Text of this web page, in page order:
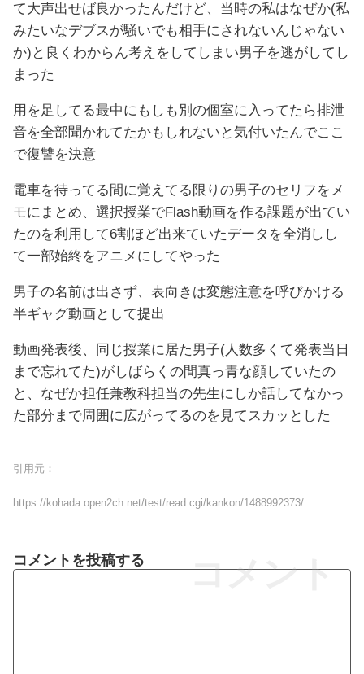
て大声出せば良かったんだけど、当時の私はなぜか(私
みたいなデブスが騒いでも相手にされないんじゃない
か)と良くわからん考えをしてしまい男子を逃がしてし
まった
用を足してる最中にもしも別の個室に入ってたら排泄
音を全部聞かれてたかもしれないと気付いたんでここ
で復讐を決意
電車を待ってる間に覚えてる限りの男子のセリフをメ
モにまとめ、選択授業でFlash動画を作る課題が出てい
たのを利用して6割ほど出来ていたデータを全消しし
て一部始終をアニメにしてやった
男子の名前は出さず、表向きは変態注意を呼びかける
半ギャグ動画として提出
動画発表後、同じ授業に居た男子(人数多くて発表当日
まで忘れてた)がしばらくの間真っ青な顔していたの
と、なぜか担任兼教科担当の先生にしか話してなかっ
た部分まで周囲に広がってるのを見てスカッとした
引用元：
https://kohada.open2ch.net/test/read.cgi/kankon/1488992373/
コメント
コメントを投稿する